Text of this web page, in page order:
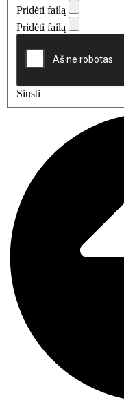
Pridėti failą
Pridėti failą
Siųsti